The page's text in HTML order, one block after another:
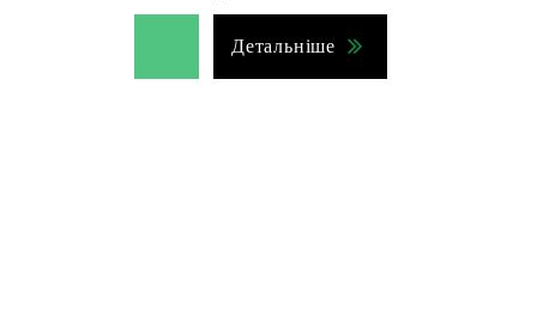
Детальніше